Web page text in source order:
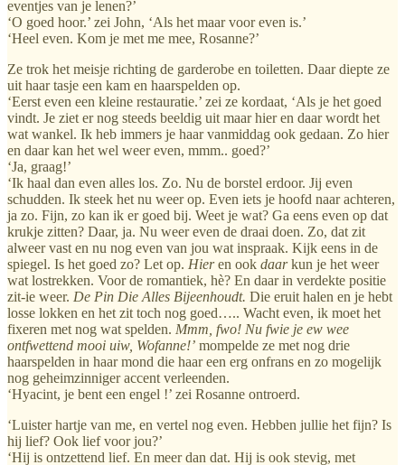
eventjes van je lenen?’
‘O goed hoor.’ zei John, ‘Als het maar voor even is.’
‘Heel even. Kom je met me mee, Rosanne?’
Ze trok het meisje richting de garderobe en toiletten. Daar diepte ze
uit haar tasje een kam en haarspelden op.
‘Eerst even een kleine restauratie.’ zei ze kordaat, ‘Als je het goed
vindt. Je ziet er nog steeds beeldig uit maar hier en daar wordt het
wat wankel. Ik heb immers je haar vanmiddag ook gedaan. Zo hier
en daar kan het wel weer even, mmm.. goed?’
‘Ja, graag!’
‘Ik haal dan even alles los. Zo. Nu de borstel erdoor. Jij even
schudden. Ik steek het nu weer op. Even iets je hoofd naar achteren,
ja zo. Fijn, zo kan ik er goed bij. Weet je wat? Ga eens even op dat
krukje zitten? Daar, ja. Nu weer even de draai doen. Zo, dat zit
alweer vast en nu nog even van jou wat inspraak. Kijk eens in de
spiegel. Is het goed zo? Let op. Hieren ook daarkun je het weer
wat lostrekken. Voor de romantiek, hè? En daar in verdekte positie
zit-ie weer. De Pin Die Alles Bijeenhoudt. Die eruit halen en je hebt
losse lokken en het zit toch nog goed….. Wacht even, ik moet het
fixeren met nog wat spelden. Mmm, fwo! Nu fwie je ew wee
ontfwettend mooi uiw, Wofanne!’ mompelde ze met nog drie
haarspelden in haar mond die haar een erg onfrans en zo mogelijk
nog geheimzinniger accent verleenden.
‘Hyacint, je bent een engel !’ zei Rosanne ontroerd.
‘Luister hartje van me, en vertel nog even. Hebben jullie het fijn? Is
hij lief? Ook lief voor jou?’
‘Hij is ontzettend lief. En meer dan dat. Hij is ook stevig, met